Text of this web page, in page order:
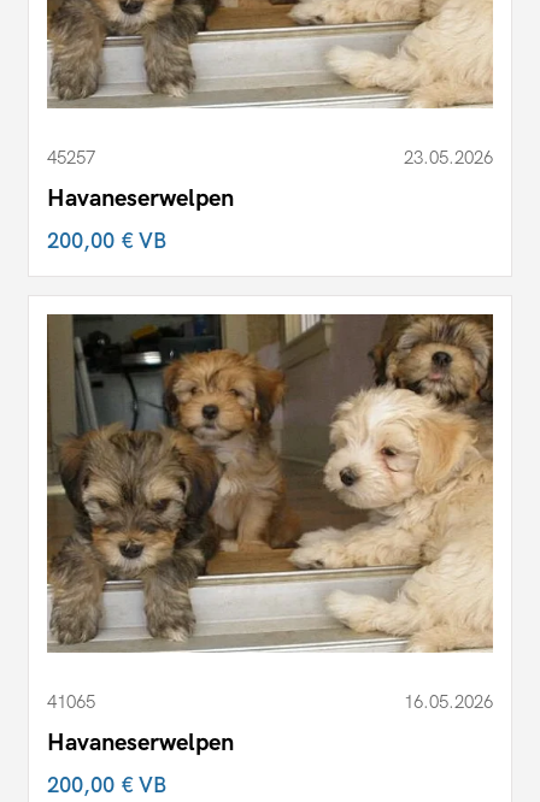
45257 23.05.2026
Havaneserwelpen
200,00 €VB
41065 16.05.2026
Havaneserwelpen
200,00 €VB